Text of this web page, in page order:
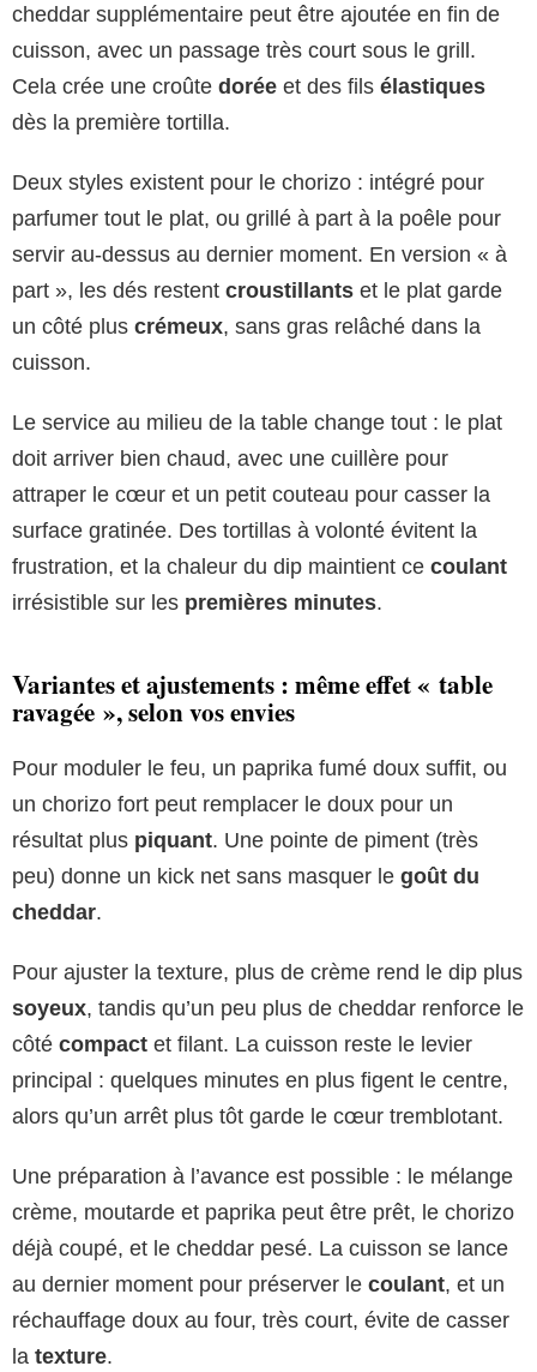
cheddar supplémentaire peut être ajoutée en fin de
cuisson, avec un passage très court sous le grill.
Cela crée une croûte dorée et des fils élastiques
dès la première tortilla.
Deux styles existent pour le chorizo : intégré pour
parfumer tout le plat, ou grillé à part à la poêle pour
servir au-dessus au dernier moment. En version « à
part », les dés restent croustillants et le plat garde
un côté plus crémeux, sans gras relâché dans la
cuisson.
Le service au milieu de la table change tout : le plat
doit arriver bien chaud, avec une cuillère pour
attraper le cœur et un petit couteau pour casser la
surface gratinée. Des tortillas à volonté évitent la
frustration, et la chaleur du dip maintient ce coulant
irrésistible sur les premières minutes.
Variantes et ajustements : même effet « table
ravagée », selon vos envies
Pour moduler le feu, un paprika fumé doux suffit, ou
un chorizo fort peut remplacer le doux pour un
résultat plus piquant. Une pointe de piment (très
peu) donne un kick net sans masquer le goût du
cheddar.
Pour ajuster la texture, plus de crème rend le dip plus
soyeux, tandis qu’un peu plus de cheddar renforce le
côté compact et filant. La cuisson reste le levier
principal : quelques minutes en plus figent le centre,
alors qu’un arrêt plus tôt garde le cœur tremblotant.
Une préparation à l’avance est possible : le mélange
crème, moutarde et paprika peut être prêt, le chorizo
déjà coupé, et le cheddar pesé. La cuisson se lance
au dernier moment pour préserver le coulant, et un
réchauffage doux au four, très court, évite de casser
la texture.